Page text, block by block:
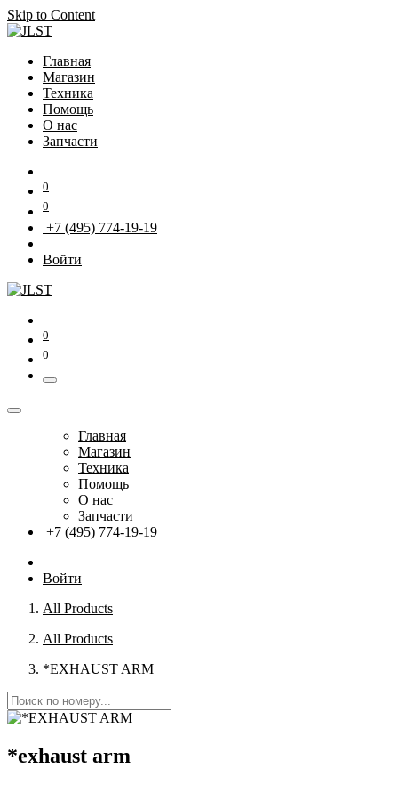
Skip to Content
Главная
Магазин
Техника
Помощь
О нас
Запчасти
0
0
+7 (495) 774-19-19
Войти
0
0
Главная
Магазин
Техника
Помощь
О нас
Запчасти
+7 (495) 774-19-19
Войти
All Products
All Products
*EXHAUST ARM
*exhaust arm